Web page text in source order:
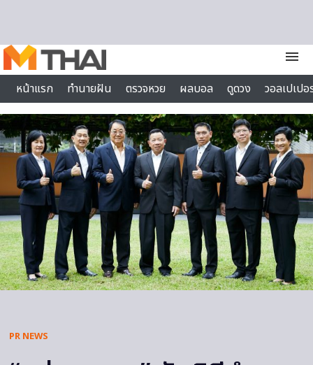
menu
หน้าแรก
ทำนายฝัน ตรวจหวย ผลบอล ดูดวง
วอลเปเป
ไลฟ์สไตล์
PR NEWS